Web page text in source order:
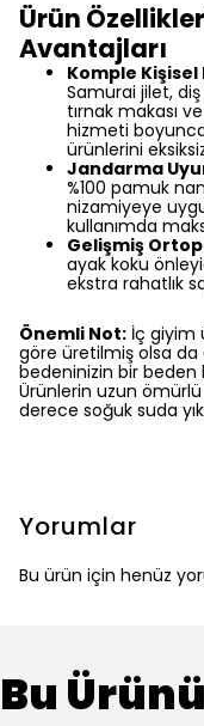
Ürün
Avantajları
Komple Kişisel
Samurai jilet, diş
tırnak makası
hizmeti
ürünlerini
Jandarma
%100 pamuk
nizamiyeye
kullanımda
Gelişmiş
ayak koku
ekstra rahatlık
Önemli Not: İç giyim
göre üretilmiş olsa da
bedeninizin bir
Ürünlerin uzun
derece soğuk suda
Yorumlar
Bu ürün için henüz
Bu